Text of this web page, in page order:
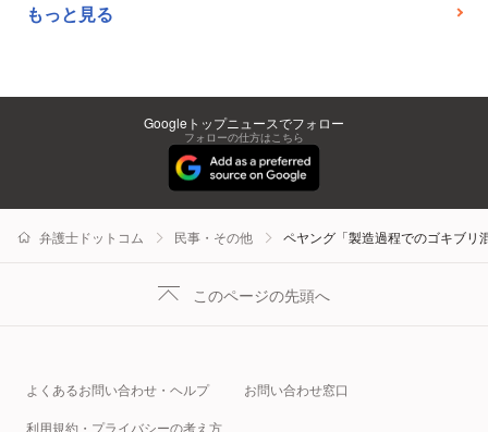
もっと見る
Googleトップニュースでフォロー
フォローの仕方はこちら
弁護士ドットコム 民事・その他 ペヤング「製造過程でのゴキブリ
このページの先頭へ
よくあるお問い合わせ・ヘルプ お問い合わせ窓口
利用規約・プライバシーの考え方